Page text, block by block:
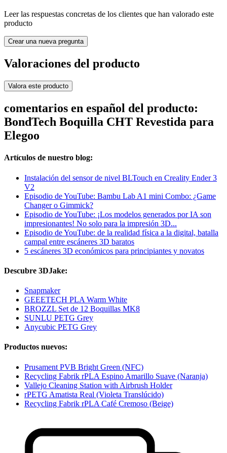
Leer las respuestas concretas de los clientes que han valorado este
producto
Crear una nueva pregunta
Valoraciones del producto
Valora este producto
comentarios en español del producto:
BondTech Boquilla CHT Revestida para
Elegoo
Artículos de nuestro blog:
Instalación del sensor de nivel BLTouch en Creality Ender 3
V2
Episodio de YouTube: Bambu Lab A1 mini Combo: ¿Game
Changer o Gimmick?
Episodio de YouTube: ¡Los modelos generados por IA son
impresionantes! No solo para la impresión 3D...
Episodio de YouTube: de la realidad física a la digital, batalla
campal entre escáneres 3D baratos
5 escáneres 3D económicos para principiantes y novatos
Descubre 3DJake:
Snapmaker
GEEETECH PLA Warm White
BROZZL Set de 12 Boquillas MK8
SUNLU PETG Grey
Anycubic PETG Grey
Productos nuevos:
Prusament PVB Bright Green (NFC)
Recycling Fabrik rPLA Espino Amarillo Suave (Naranja)
Vallejo Cleaning Station with Airbrush Holder
rPETG Amatista Real (Violeta Translúcido)
Recycling Fabrik rPLA Café Cremoso (Beige)